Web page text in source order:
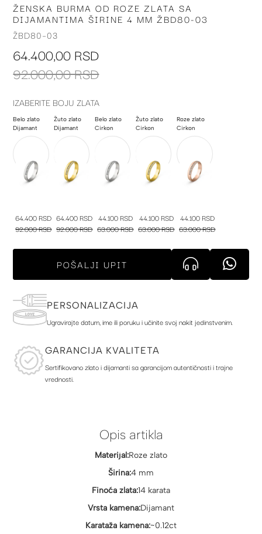
Skip
to
the
of
images
ŽENSKA BURMA OD ROZE ZLATA SA
DIJAMANTIMA ŠIRINE 4 MM ŽBD80-03
ŽBD80-03
64.400,00 RSD
92.000,00 RSD
IZABERITE BOJU ZLATA
Belo zlato
Dijamant
64.400 RSD
92.000 RSD
Žuto zlato
Dijamant
64.400 RSD
92.000 RSD
Belo zlato
Cirkon
44.100 RSD
63.000 RSD
Žuto zlato
Cirkon
44.100 RSD
63.000 RSD
Roze zlato
Cirkon
44.100 RSD
63.000 RSD
POŠALJI UPIT
PERSONALIZACIJA
Ugravirajte datum, ime ili poruku i učinite svoj nakit jedinstvenim.
GARANCIJA KVALITETA
Sertifikovano zlato i dijamanti sa garancijom autentičnosti i trajne
vrednosti.
Opis artikla
Materijal:Roze zlato
Širina:4 mm
Finoća zlata:14 karata
Vrsta kamena:Dijamant
Karataža kamena:~0.12ct